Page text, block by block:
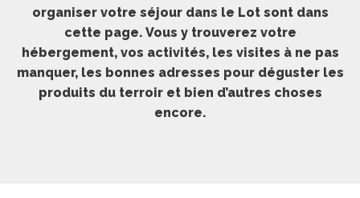
organiser votre séjour dans le Lot sont dans
cette page. Vous y trouverez votre
hébergement, vos activités, les visites à ne pas
manquer, les bonnes adresses pour déguster les
produits du terroir et bien d’autres choses
encore.